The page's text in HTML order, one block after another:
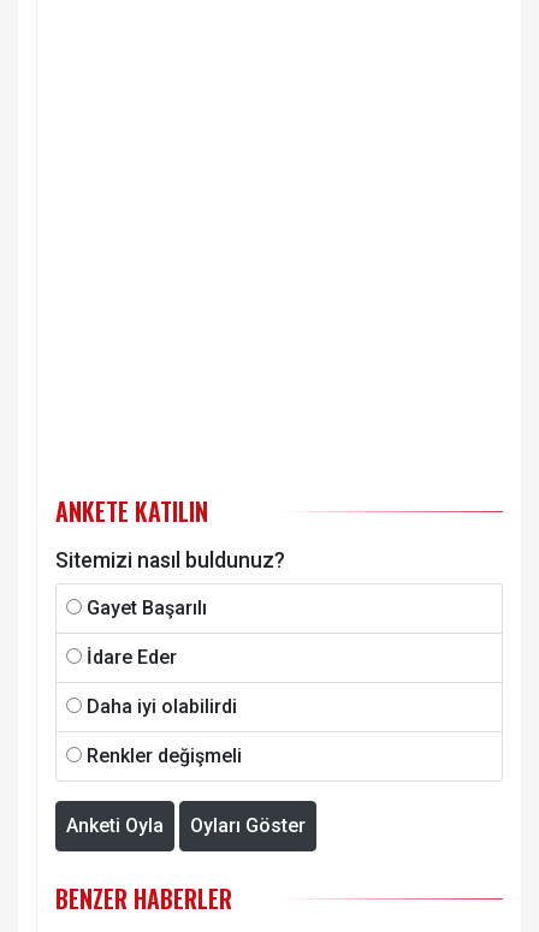
ANKETE KATILIN
Sitemizi nasıl buldunuz?
Gayet Başarılı
İdare Eder
Daha iyi olabilirdi
Renkler değişmeli
Anketi Oyla Oyları Göster
BENZER HABERLER